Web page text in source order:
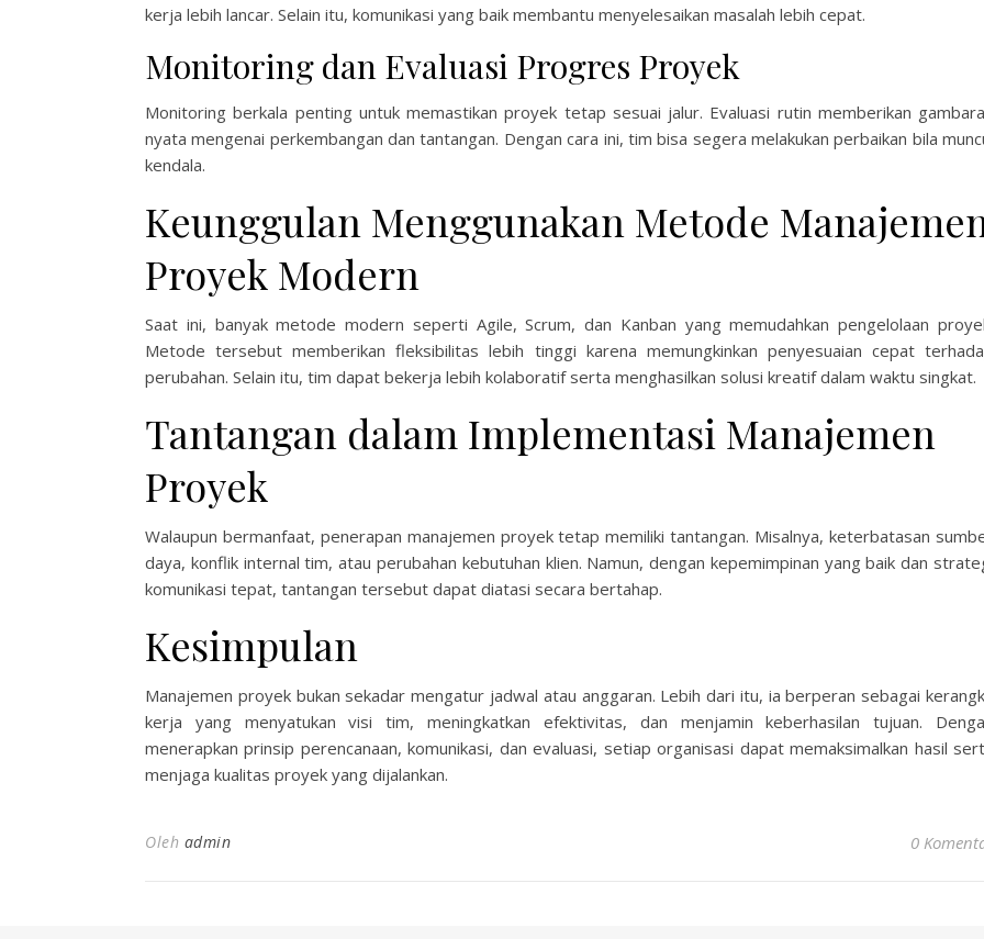
kerja lebih lancar. Selain itu, komunikasi yang baik membantu menyelesaikan masalah lebih cepat.
Monitoring dan Evaluasi Progres Proyek
Monitoring berkala penting untuk memastikan proyek tetap sesuai jalur. Evaluasi rutin memberikan
nyata mengenai perkembangan dan tantangan. Dengan cara ini, tim bisa segera melakukan perbaikan bila
kendala.
Keunggulan Menggunakan Metode
Proyek Modern
Saat ini, banyak metode modern seperti Agile, Scrum, dan Kanban yang memudahkan pengelolaan
Metode tersebut memberikan fleksibilitas lebih tinggi karena memungkinkan penyesuaian cepat
perubahan. Selain itu, tim dapat bekerja lebih kolaboratif serta menghasilkan solusi kreatif dalam waktu singkat.
Tantangan dalam Implementasi Manajemen
Proyek
Walaupun bermanfaat, penerapan manajemen proyek tetap memiliki tantangan. Misalnya, keterbatasan
daya, konflik internal tim, atau perubahan kebutuhan klien. Namun, dengan kepemimpinan yang baik dan
komunikasi tepat, tantangan tersebut dapat diatasi secara bertahap.
Kesimpulan
Manajemen proyek bukan sekadar mengatur jadwal atau anggaran. Lebih dari itu, ia berperan sebagai
kerja yang menyatukan visi tim, meningkatkan efektivitas, dan menjamin keberhasilan tujuan.
menerapkan prinsip perencanaan, komunikasi, dan evaluasi, setiap organisasi dapat memaksimalkan hasil
menjaga kualitas proyek yang dijalankan.
Oleh admin 0